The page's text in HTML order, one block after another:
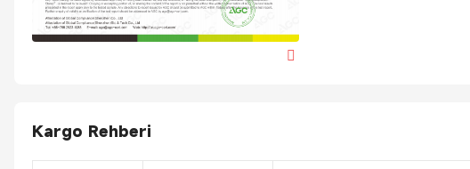
Kargo Rehberi